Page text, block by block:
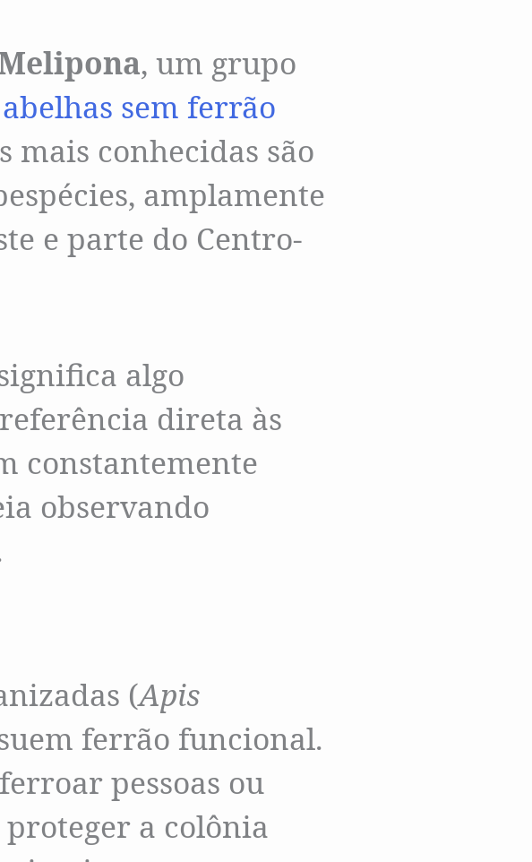
, um grupo
sem ferrão
mais conhecidas são
amplamente
e parte do Centro-
algo
direta às
constantemente
observando
(Apis
ferrão funcional.
pessoas ou
a colônia